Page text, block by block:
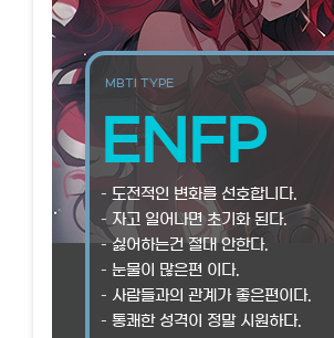
MBTI TYPE
ENFP
– 도전적인 변화를 선호합니다.
– 자고 일어나면 초기화 된다.
– 싫어하는건 절대 안한다.
– 눈물이 많은편 이다.
– 사람들과의 관계가 좋은편이다.
– 통쾌한 성격이 정말 시원하다.